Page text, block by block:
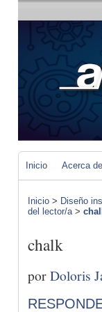
Inicio Acerca de
Inicio > Diseño
del lector/a>
chalk
porDoloris